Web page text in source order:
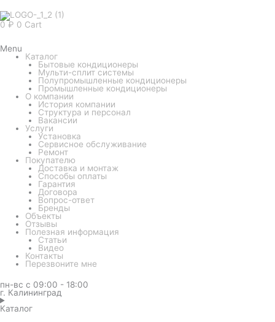
0 ₽ 0 Cart
Menu
Каталог
Бытовые кондиционеры
Мульти-сплит системы
Полупромышленные кондиционеры
Промышленные кондиционеры
О компании
История компании
Структура и персонал
Вакансии
Услуги
Установка
Сервисное обслуживание
Ремонт
Покупателю
Доставка и монтаж
Способы оплаты
Гарантия
Договора
Вопрос-ответ
Бренды
Объекты
Отзывы
Полезная информация
Статьи
Видео
Контакты
Перезвоните мне
пн-вс с 09:00 - 18:00
г. Калининград
Каталог